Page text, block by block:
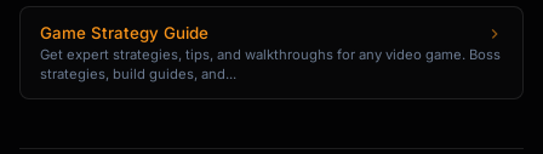
[Story or insight - 3-5 short paragraphs]
[Line break]
Game Strategy Guide
Get expert strategies, tips, and walkthroughs for any video game. Boss
strategies, build guides, and...